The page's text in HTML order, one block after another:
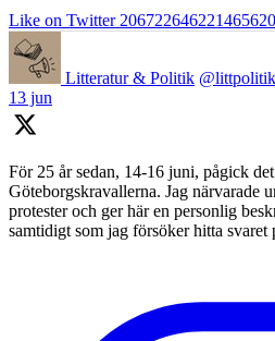
Like on Twitter
Litteratur & Politik @littpolitik
13 jun
För 25 år sedan, 14-16 juni, pågick
Göteborgskravallerna. Jag närvarade
protester och ger här en personlig
samtidigt som jag försöker hitta svaret